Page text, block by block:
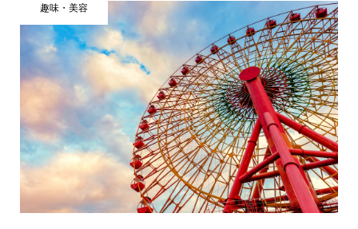
趣味・美容